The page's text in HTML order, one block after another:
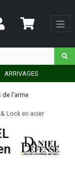
ARRIVAGES
de l'arme
& Lock en acier